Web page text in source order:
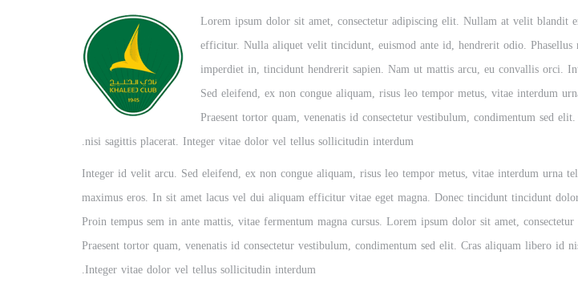
Lorem ipsum dolor sit amet, consectetur adipiscing elit. Nullam at velit blandit
efficitur. Nulla aliquet velit tincidunt, euismod ante id, hendrerit odio.
imperdiet in, tincidunt hendrerit sapien. Nam ut mattis arcu, eu convallis orci.
Sed eleifend, ex non congue aliquam, risus leo tempor metus, vitae interdum
Praesent tortor quam, venenatis id consectetur vestibulum, condimentum sed
nisi sagittis placerat. Integer vitae dolor vel tellus sollicitudin interdum.
Integer id velit arcu. Sed eleifend, ex non congue aliquam, risus leo tempor metus, vitae interdum urna
maximus eros. In sit amet lacus vel dui aliquam efficitur vitae eget magna. Donec tincidunt tincidunt
Proin tempus sem in ante mattis, vitae fermentum magna cursus. Lorem ipsum dolor sit amet,
Praesent tortor quam, venenatis id consectetur vestibulum, condimentum sed elit. Cras aliquam libero id
Integer vitae dolor vel tellus sollicitudin interdum.